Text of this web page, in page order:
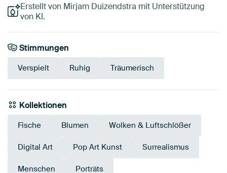
Erstellt von Mirjam Duizendstra mit Unterstützung
von KI.
Stimmungen
Verspielt Ruhig Träumerisch
Kollektionen
Fische Blumen Wolken & Luftschlößer
Digital Art Pop Art Kunst Surrealismus
Menschen Porträts